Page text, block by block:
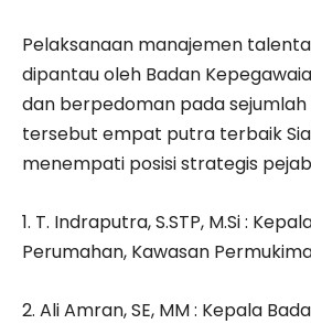
Pelaksanaan manajemen
dipantau oleh Badan
dan berpedoman pada sejumlah
tersebut empat putra terbaik
menempati posisi strategis
1. T. Indraputra, S.STP, M.Si :
Perumahan, Kawasan
2. Ali Amran, SE, MM : Kepala